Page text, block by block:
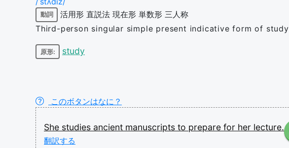
動詞 活用形 直説法 現在形 単数形 三人称
Third-person singular simple present indicative form of study
原形: study
このボタンはなに？
She studies ancient manuscripts to prepare for her lecture.
翻訳する